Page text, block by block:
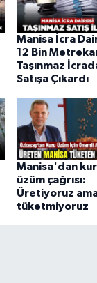
Manisa İcra
12 Bin
Taşınmaz
Satışa Çıkardı
Manisa'dan
üzüm çağrısı:
Üretiyoruz
tüketmiyoruz